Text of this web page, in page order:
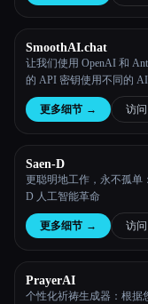
SmoothAI.chat
让我们使用 OpenAI 和
的 API 密钥使用不同的
更多细节 → 访问
Saen-D
更聪明地工作，永不孤单
D 人工智能革命
更多细节 → 访问
PrayerAI
个性化祈祷生成器：根据